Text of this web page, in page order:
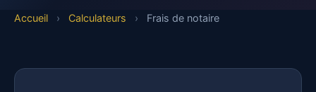
Accueil › Calculateurs › Frais de notaire